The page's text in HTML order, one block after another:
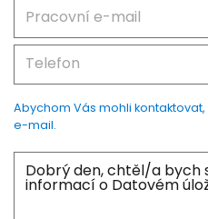
Abychom Vás mohli
e-mail.